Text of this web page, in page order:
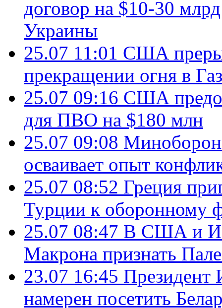
договор на $10-30
Украины
25.07 11:01 США
прекращении огня в
25.07 09:16 США
для ПВО на $180 млн
25.07 09:08
осваивает опыт
25.07 08:52 Греция
Турции к оборонному
25.07 08:47 В США и
Макрона признать
23.07 16:45 Президент
намерен посетить